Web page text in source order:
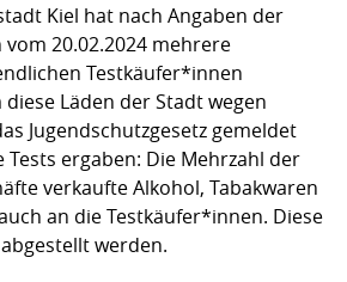
Kiel hat nach Angaben der
20.02.2024 mehrere
Testkäufer*innen
Läden der Stadt wegen
Jugendschutzgesetz gemeldet
ergaben: Die Mehrzahl der
verkaufte Alkohol, Tabakwaren
an die Testkäufer*innen. Diese
werden.